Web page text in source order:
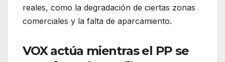
reales, como la degradación de ciertas zonas
comerciales y la falta de aparcamiento.
VOX actúa mientras el PP se